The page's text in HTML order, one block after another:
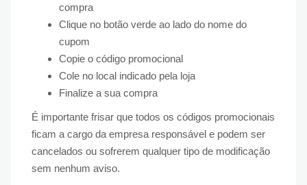
compra
Clique no botão verde ao lado do nome do
cupom
Copie o código promocional
Cole no local indicado pela loja
Finalize a sua compra
É importante frisar que todos os códigos promocionais
ficam a cargo da empresa responsável e podem ser
cancelados ou sofrerem qualquer tipo de modificação
sem nenhum aviso.